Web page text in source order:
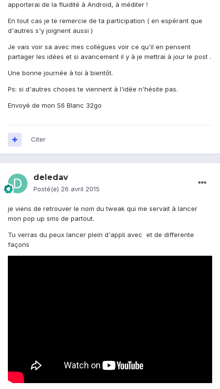
apporterai de la fluidité à Android, à méditer !
En tout cas je te remercie de ta participation ( en espérant que
d'autres s'y joignent aussi )
Je vais voir sa avec mes collègues voir ce qu'il en pensent
partager les idées et si avancement il y à je mettrai à jour le post .
Une bonne journée à toi à bientôt.
Ps: si d'autres choses te viennent à l'idée n'hésite pas.
Envoyé de mon S6 Blanc 32go
Citer
deledav
Posté(e) 26 avril 2015
je viens de retrouver le nom du tweak qui me servait à lancer
mon pop up sms de partout.
Tu verras du peux lancer plein d'appli avec et de differente
façons